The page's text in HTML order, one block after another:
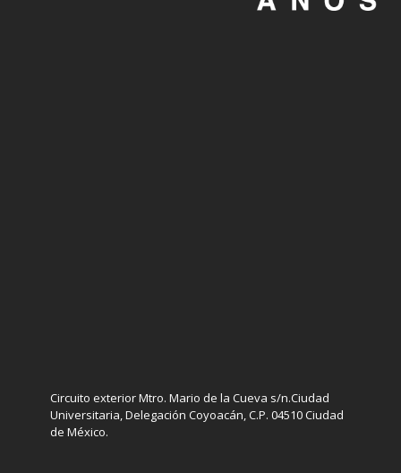
Circuito exterior Mtro. Mario de la Cueva s/n.Ciudad
Universitaria, Delegación Coyoacán, C.P. 04510 Ciudad
de México.